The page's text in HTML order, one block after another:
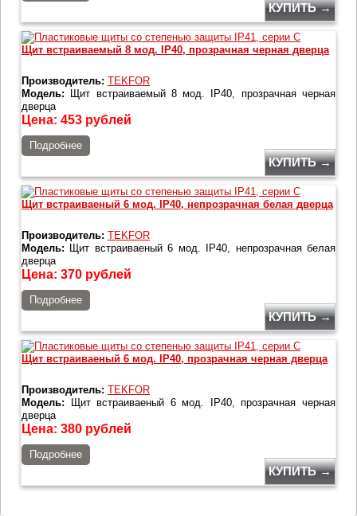
КУПИТЬ →
Щит встраиваемый 8 мод. IP40, прозрачная черная дверца
Производитель: TEKFOR
Модель: Щит встраиваемый 8 мод. IP40, прозрачная черная
дверца
Цена: 453 рублей
Подробнее
КУПИТЬ →
Щит встраиваеный 6 мод. IP40, непрозрачная белая дверца
Производитель: TEKFOR
Модель: Щит встраиваеный 6 мод. IP40, непрозрачная белая
дверца
Цена: 370 рублей
Подробнее
КУПИТЬ →
Щит встраиваеный 6 мод. IP40, прозрачная черная дверца
Производитель: TEKFOR
Модель: Щит встраиваеный 6 мод. IP40, прозрачная черная
дверца
Цена: 380 рублей
Подробнее
КУПИТЬ →